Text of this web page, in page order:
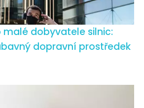
malé dobyvatele silnic:
dopravní prostředek